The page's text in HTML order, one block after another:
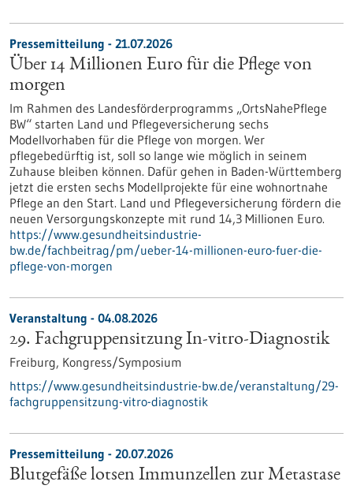
Pressemitteilung - 21.07.2026
Über 14 Millionen Euro für die Pflege von
morgen
Im Rahmen des Landesförderprogramms „OrtsNahePflege
BW“ starten Land und Pflegeversicherung sechs
Modellvorhaben für die Pflege von morgen. Wer
pflegebedürftig ist, soll so lange wie möglich in seinem
Zuhause bleiben können. Dafür gehen in Baden-Württemberg
jetzt die ersten sechs Modellprojekte für eine wohnortnahe
Pflege an den Start. Land und Pflegeversicherung fördern die
neuen Versorgungskonzepte mit rund 14,3 Millionen Euro.
https://www.gesundheitsindustrie-
bw.de/fachbeitrag/pm/ueber-14-millionen-euro-fuer-die-
pflege-von-morgen
Veranstaltung - 04.08.2026
29. Fachgruppensitzung In-vitro-Diagnostik
Freiburg, Kongress/Symposium
https://www.gesundheitsindustrie-bw.de/veranstaltung/29-
fachgruppensitzung-vitro-diagnostik
Pressemitteilung - 20.07.2026
Blutgefäße lotsen Immunzellen zur Metastase